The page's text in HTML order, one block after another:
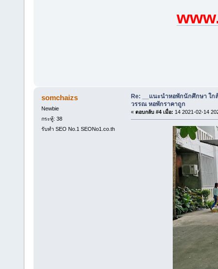
somchaizs
Newbie
กระทู้: 38
รับทำ SEO No.1 SEONo1.co.th
Re: __แนะนำหอพักนักศึกษา ใ
วรรณ หอพักราคาถูก
« ตอบกลับ #4 เมื่อ: 14 2021-02-14